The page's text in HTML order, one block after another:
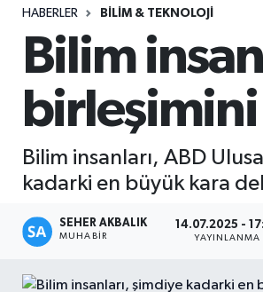
HABERLER BILIM & TEKNOLOJI
Bilim
Bilim insanları, ABD
kadarki en büyük kara
SEHER AKBALIK
MUHABIR
14.07.2025 -
YAYINLANMA
Sağlık
Seri İlan
Siyaset
Spor